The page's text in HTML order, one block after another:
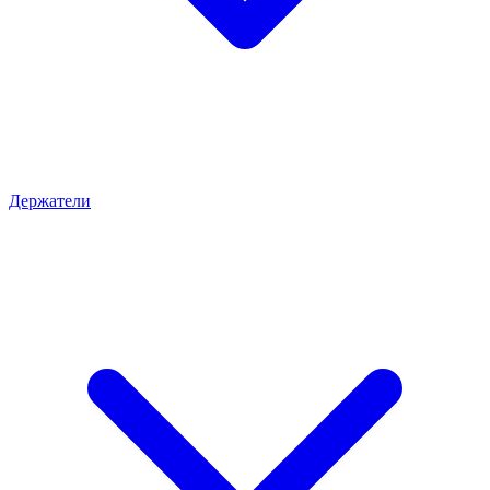
Держатели